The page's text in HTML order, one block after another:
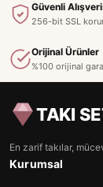
Güvenli
256-bit SSL
Orijinal Ürünler
%100 orijinal
TAKI
En zarif takılar,
Kurumsal